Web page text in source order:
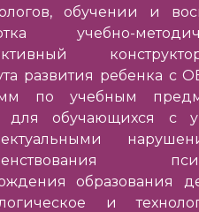
обучении и
учебно-
развития ребенка с
по учебным
для обучающихся с
образования
и